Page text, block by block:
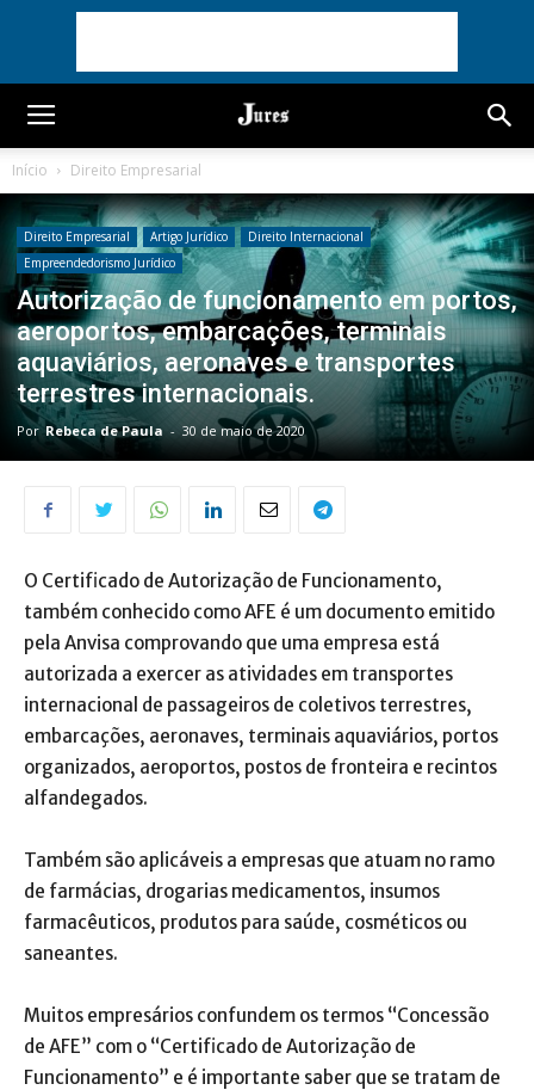
Início Direito Empresarial
Direito Empresarial Artigo Jurídico
Direito Internacional
Empreendedorismo Jurídico
Autorização de funcionamento em portos,
aeroportos, embarcações, terminais
aquaviários, aeronaves e transportes
terrestres internacionais.
Por Rebeca de Paula - 30 de maio de 2020
O Certificado de Autorização de Funcionamento,
também conhecido como AFE é um documento emitido
pela Anvisa comprovando que uma empresa está
autorizada a exercer as atividades em transportes
internacional de passageiros de coletivos terrestres,
embarcações, aeronaves, terminais aquaviários, portos
organizados, aeroportos, postos de fronteira e recintos
alfandegados.
Também são aplicáveis a empresas que atuam no ramo
de farmácias, drogarias medicamentos, insumos
farmacêuticos, produtos para saúde, cosméticos ou
saneantes.
Muitos empresários confundem os termos “Concessão
de AFE” com o “Certificado de Autorização de
Funcionamento” e é importante saber que se tratam de